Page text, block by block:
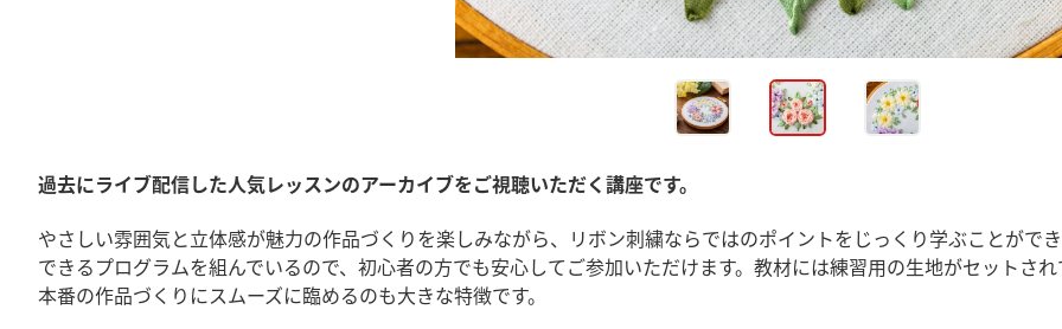
過去にライブ配信した人気レッスンのアーカイブをご視聴いただく講座です。
やさしい雰囲気と立体感が魅力の作品づくりを楽しみながら、リボン刺繍ならではのポイントをじっくり学ぶことがで
できるプログラムを組んでいるので、初心者の方でも安心してご参加いただけます。教材には練習用の生地がセットさ
本番の作品づくりにスムーズに臨めるのも大きな特徴です。